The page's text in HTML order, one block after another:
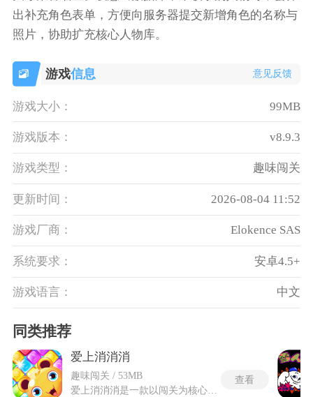
出补充角色表单，方便向服务器提交新增角色的名称与
照片，协助扩充核心人物库。
游戏信息 意见反馈
游戏大小： 99MB
游戏版本： v8.9.3
游戏类型： 趣味闯关
更新时间： 2026-08-04 11:52
游戏厂商： Elokence SAS
系统要求： 安卓4.5+
游戏语言： 中文
同类推荐
爱上消消消
趣味闯关 / 53MB
爱上消消消是一款以闯关为核心采用色彩鲜艳卡通画面的消除类游戏，玩家将在色彩缤纷的棋盘上通过交换与消除方块来完成各类任务。游戏设有大量关卡，每一关都有明确的目标，例如清除特定数量的方块、收集道具或在限定步数内达成分数要求。随着进度推进，关卡难度会逐渐提升，还会出现冰块、锁链等特殊障碍。爱上消消消游戏多样的关卡设计与循序渐进的难度曲线，让玩家在不断尝试中体验到破解谜题的成就感与挑战欲。
查看